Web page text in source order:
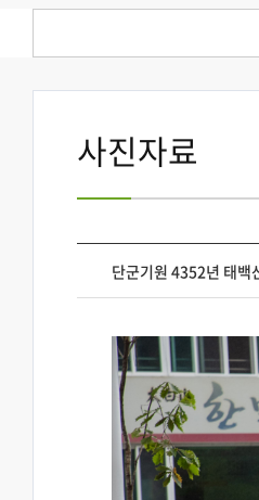
사진자료
단군기원 4352년 태백